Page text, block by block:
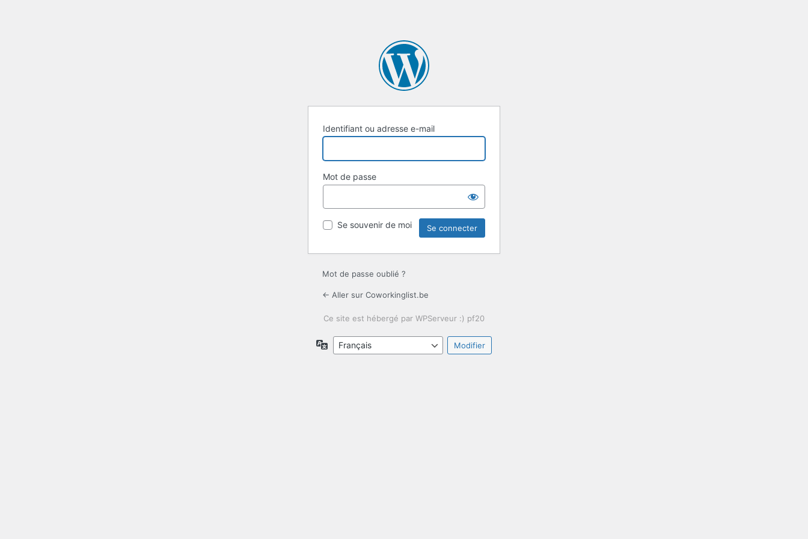
Identifiant ou adresse e-mail
Mot de passe
Se souvenir de moi
Mot de passe oublié ?
← Aller sur Coworkinglist.be
Langue